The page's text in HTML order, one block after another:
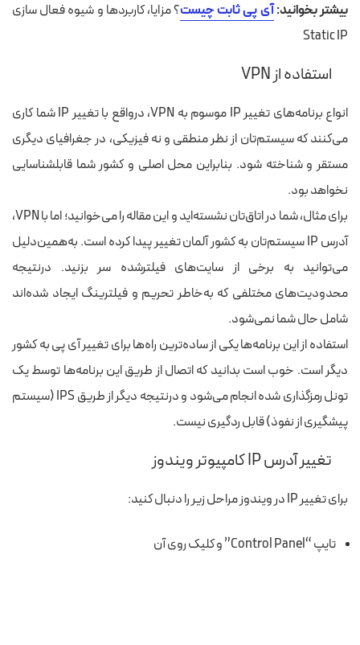
بیشتر بخوانید:آی پی ثابت چیست؟ مزایا، کاربردها و شیوه فعال‌ سازی
Static IP
استفاده از VPN
انواع برنامه‌های تغییر IP موسوم به VPN، درواقع
با تغییر IP شما کاری
می‌کنندکه سیستم‌تان از نظر منطقی و نه فیزیکی، در جغرافیای دیگری
مستقر و شناخته شود. بنابراین محل اصلی و کشور شما قابل‎شناسایی
نخواهد بود.
برای مثال، شما در اتاق‌تان نشسته‌اید و این مقاله را می‌خوانید؛ اما با VPN،
آدرس IP سیستم‌تان به کشور آلمان تغییر پیدا کرده است. به‌همین‌دلیل
می‌توانید به برخی از سایت‌های فیلترشده سر بزنید. درنتیجه
محدودیت‌های مختلفی که به‌خاطرتحریم‌ و فیلترینگ ایجاد شده‌اند
شامل حال شما نمی‌شود.
استفاده از این برنامه‌‌ها یکی از ساده‌ترین راه‌ها برای تغییر آی پی به کشور
دیگر است. خوب است بدانید که اتصال از طریق این برنامه‌ها توسط یک
تونل رمزگذاری شده انجام می‌شود و درنتیجه دیگر از طریق IPS (سیستم
پیشگیری از نفوذ) قابل ردگیری نیست.
تغییر آدرس IP کامپیوتر ویندوز
برای تغییر IP درویندوز مراحل زیر را دنبال کنید:
تایپ “Control Panel” و کلیک روی آن